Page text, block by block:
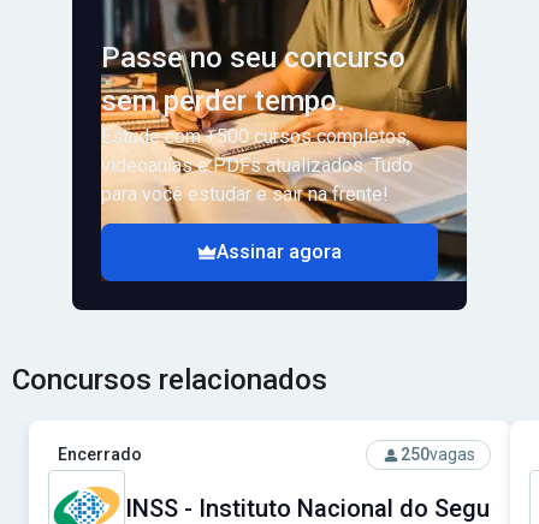
Passe no seu concurso
sem perder tempo.
Estude com +500 cursos completos,
videoaulas e PDFs atualizados. Tudo
para você estudar e sair na frente!
Assinar agora
Concursos relacionados
Ver concurso: INSS - Instituto Nacional do Seguro Social
Encerrado 250vagas
INSS - Instituto Nacional do Seguro